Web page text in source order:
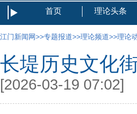
首页 理论头条
江门新闻网>>专题报道>>理论频道>>理论
长堤历史文化
[2026-03-19 07:02]